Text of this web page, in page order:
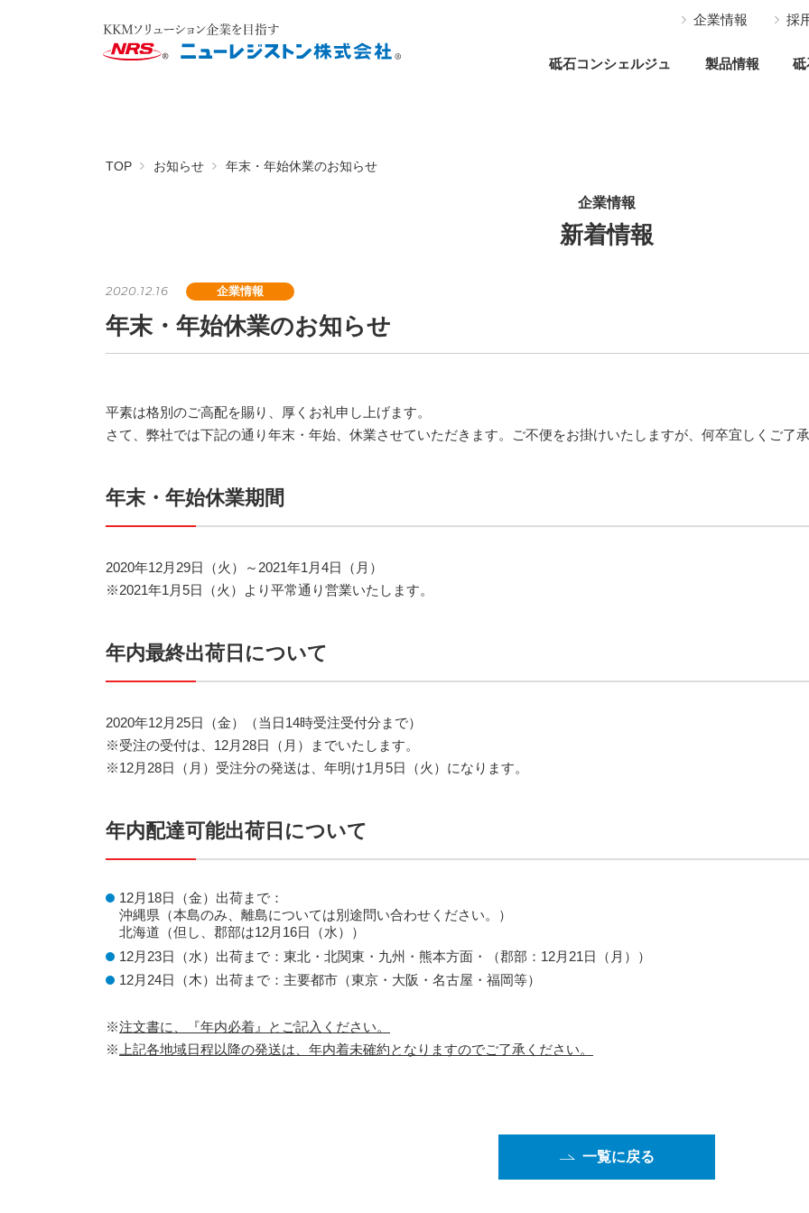
企業情報 採
砥石コンシェルジュ 製品情報 砥
TOP お知らせ 年末・年始休業のお知らせ
企業情報
新着情報
2020.12.16 企業情報
年末・年始休業のお知らせ
平素は格別のご高配を賜り、厚くお礼申し上げます。
さて、弊社では下記の通り年末・年始、休業させていただきます。ご不便をお掛けいたしますが、何卒宜しくご了
年末・年始休業期間
2020年12月29日（火）～2021年1月4日（月）
※2021年1月5日（火）より平常通り営業いたします。
年内最終出荷日について
2020年12月25日（金）（当日14時受注受付分まで）
※受注の受付は、12月28日（月）までいたします。
※12月28日（月）受注分の発送は、年明け1月5日（火）になります。
年内配達可能出荷日について
12月18日（金）出荷まで：
沖縄県（本島のみ、離島については別途問い合わせください。）
北海道（但し、郡部は12月16日（水））
12月23日（水）出荷まで：東北・北関東・九州・熊本方面・（郡部：12月21日（月））
12月24日（木）出荷まで：主要都市（東京・大阪・名古屋・福岡等）
※注文書に、『年内必着』とご記入ください。
※ 上記各地域日程以降の発送は、年内着未確約となりますのでご了承ください。
一覧に戻る